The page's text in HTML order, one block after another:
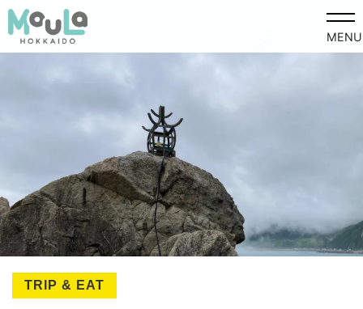
MENU
TRIP & EAT